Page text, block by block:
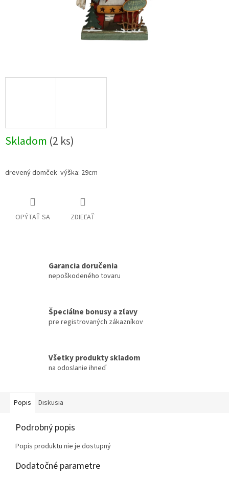
Skladom (2 ks)
drevený domček výška: 29cm
OPÝTAŤ SA ZDIEĽAŤ
Garancia doručenia
nepoškodeného tovaru
Špeciálne bonusy a zľavy
pre registrovaných zákazníkov
Všetky produkty skladom
na odoslanie ihneď
Popis Diskusia
Podrobný popis
Popis produktu nie je dostupný
Dodatočné parametre